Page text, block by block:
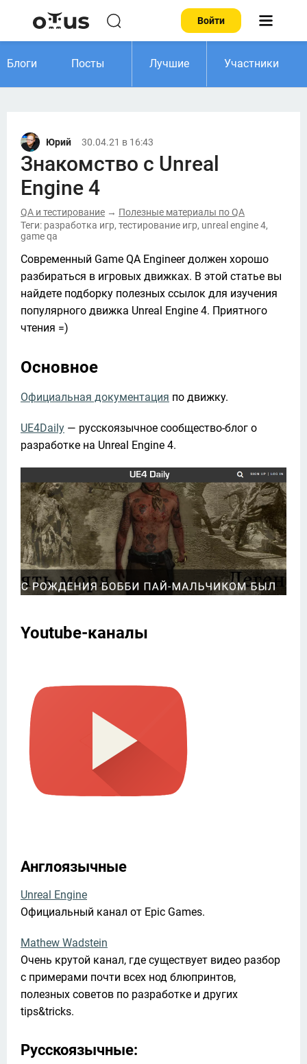
Войти
Блоги Посты Лучшие Участники
Юрий 30.04.21 в 16:43
Знакомство с Unreal
Engine 4
QA и тестирование → Полезные материалы по QA
Теги: разработка игр, тестирование игр, unreal engine 4,
game qa
Современный Game QA Engineer должен хорошо
разбираться в игровых движках. В этой статье вы
найдете подборку полезных ссылок для изучения
популярного движка Unreal Engine 4. Приятного
чтения =)
Основное
Официальная документация по движку.
UE4Daily — русскоязычное сообщество-блог о
разработке на Unreal Engine 4.
Youtube-каналы
Англоязычные
Unreal Engine
Официальный канал от Epic Games.
Mathew Wadstein
Очень крутой канал, где существует видео разбор
с примерами почти всех нод блюпринтов,
полезных советов по разработке и других
tips&tricks.
Русскоязычные: